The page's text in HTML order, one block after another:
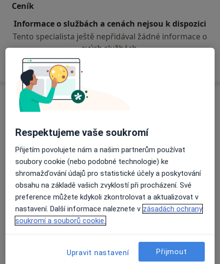
Ceník
Informace o službách a cenách nejsou k dispozici
Tento specialista ještě nepřidával žádné informace o
svých službách.
Adresa
Riegrova 115/2, Vysoké Mýto56201
Přiblížit mapuse otevře v nové záložce
Dostupnost
Na této adrese online kalendář není aktivní
Co mám v takové situaci udělat?
Na teto adrese lékař přijímá pacienty na pojišťovnu
Respektujeme vaše soukromí
Přijetím povolujete nám a našim partnerům používat
soubory cookie (nebo podobné technologie) ke
shromažďování údajů pro statistické účely a poskytování
obsahu na základě vašich zvyklostí při procházení. Své
preference můžete kdykoli zkontrolovat a aktualizovat v
nastavení. Další informace naleznete v zásadách ochrany
soukromí a souborů cookie.
Upravit nastavení Přijmout